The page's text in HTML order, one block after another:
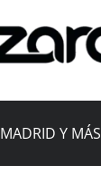
MADRID Y MÁS